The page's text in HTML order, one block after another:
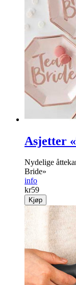
Asjetter
Nydelige
Bride»
info
kr59
Kjøp